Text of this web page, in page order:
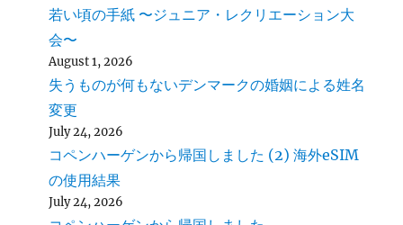
若い頃の手紙 〜ジュニア・レクリエーション大
会〜
August 1, 2026
失うものが何もないデンマークの婚姻による姓名
変更
July 24, 2026
コペンハーゲンから帰国しました (2) 海外eSIM
の使用結果
July 24, 2026